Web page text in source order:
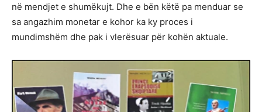
në mendjet e shumëkujt. Dhe e bën këtë pa menduar se
sa angazhim monetar e kohor ka ky proces i
mundimshëm dhe pak i vlerësuar për kohën aktuale.